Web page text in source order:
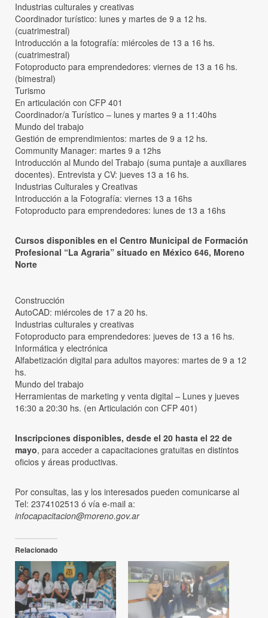
Industrias culturales y creativas
Coordinador turístico: lunes y martes de 9 a 12 hs.
(cuatrimestral)
Introducción a la fotografía: miércoles de 13 a 16 hs.
(cuatrimestral)
Fotoproducto para emprendedores: viernes de 13 a 16 hs.
(bimestral)
Turismo
En articulación con CFP 401
Coordinador/a Turístico – lunes y martes 9 a 11:40hs
Mundo del trabajo
Gestión de emprendimientos: martes de 9 a 12 hs.
Community Manager: martes 9 a 12hs
Introducción al Mundo del Trabajo (suma puntaje a auxiliares
docentes). Entrevista y CV: jueves 13 a 16 hs.
Industrias Culturales y Creativas
Introducción a la Fotografía: viernes 13 a 16hs
Fotoproducto para emprendedores: lunes de 13 a 16hs
Cursos disponibles en el Centro Municipal de Formación
Profesional “La Agraria” situado en México 646, Moreno
Norte
Construcción
AutoCAD: miércoles de 17 a 20 hs.
Industrias culturales y creativas
Fotoproducto para emprendedores: jueves de 13 a 16 hs.
Informática y electrónica
Alfabetización digital para adultos mayores: martes de 9 a 12
hs.
Mundo del trabajo
Herramientas de marketing y venta digital – Lunes y jueves
16:30 a 20:30 hs. (en Articulación con CFP 401)
Inscripciones disponibles, desde el 20 hasta el 22 de
mayo, para acceder a capacitaciones gratuitas en distintos
oficios y áreas productivas.
Por consultas, las y los interesados pueden comunicarse al
Tel: 2374102513 ó vía e-mail a:
infocapacitacion@moreno.gov.ar
Relacionado